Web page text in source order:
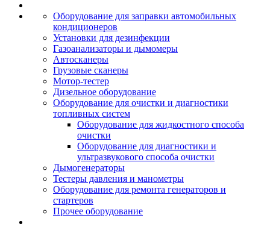
Оборудование для заправки автомобильных
кондиционеров
Установки для дезинфекции
Газоанализаторы и дымомеры
Автосканеры
Грузовые сканеры
Мотор-тестер
Дизельное оборудование
Оборудование для очистки и диагностики
топливных систем
Оборудование для жидкостного способа
очистки
Оборудование для диагностики и
ультразвукового способа очистки
Дымогенераторы
Тестеры давления и манометры
Оборудование для ремонта генераторов и
стартеров
Прочее оборудование